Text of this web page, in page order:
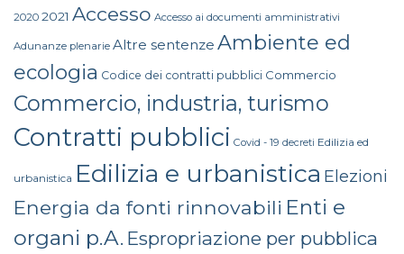
2020 2021 Accesso Accesso ai documenti amministrativi
Adunanze plenarie Altre sentenze Ambiente ed
ecologia Codice dei contratti pubblici Commercio
Commercio, industria, turismo
Contratti pubblici Covid - 19 decreti Edilizia ed
urbanistica Edilizia e urbanistica Elezioni
Energia da fonti rinnovabili Enti e
organi p.A. Espropriazione per pubblica